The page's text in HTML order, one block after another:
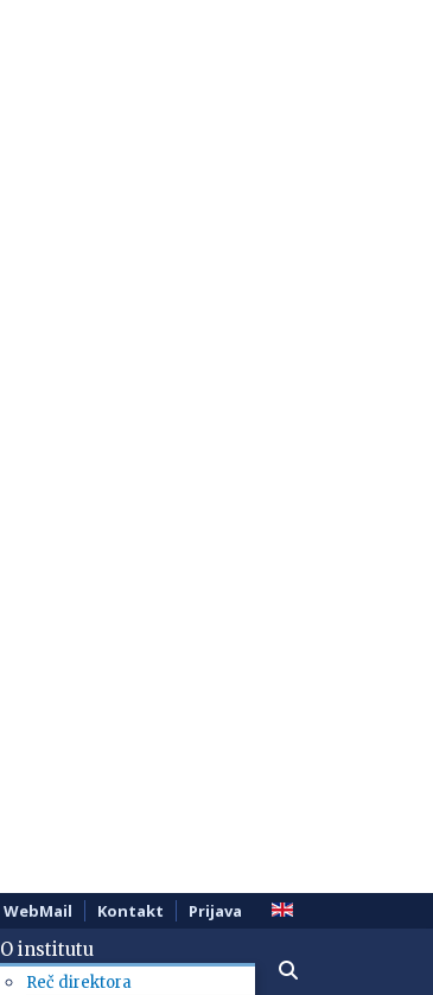
WebMail Kontakt Prijava
O institutu
Reč direktora